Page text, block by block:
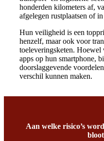
honderden kilometers af,
afgelegen rustplaatsen of
Hun veiligheid is een
henzelf, maar ook voor
toeleveringsketen.
apps op hun smartphone,
doorslaggevende
verschil kunnen maken.
Aan welke risico’s